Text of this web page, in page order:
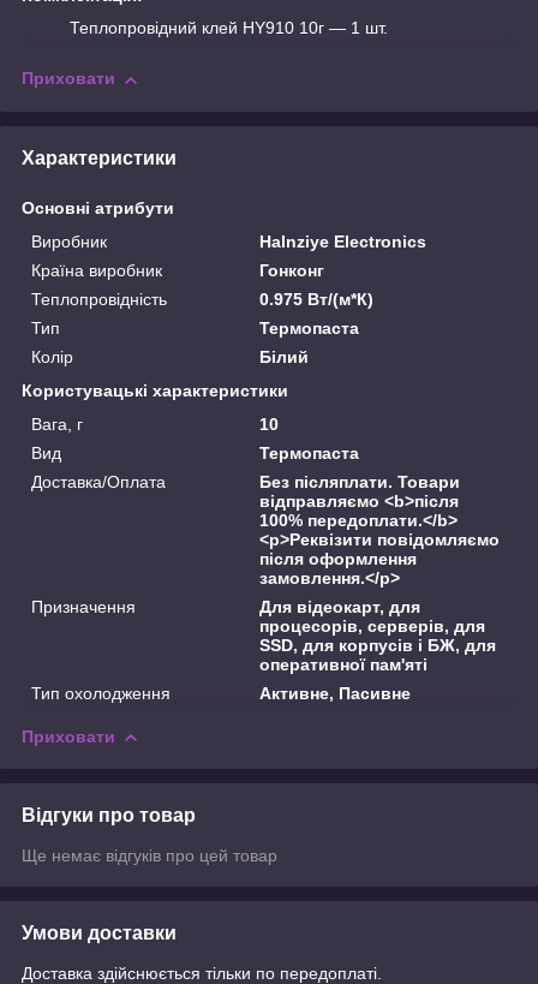
Теплопровідний клей HY910 10г — 1 шт.
Приховати
Характеристики
Основні атрибути
Виробник
Halnziye Electronics
Країна виробник
Гонконг
Теплопровідність
0.975 Вт/(м*К)
Тип
Термопаста
Колір
Білий
Користувацькі характеристики
Вага, г
10
Вид
Термопаста
Доставка/Оплата
Без післяплати. Товари
відправляємо <b>після
100% передоплати.</b>
<p>Реквізити повідомляємо
після оформлення
замовлення.</p>
Призначення
Для відеокарт, для
процесорів, серверів, для
SSD, для корпусів і БЖ, для
оперативної пам'яті
Тип охолодження
Активне, Пасивне
Приховати
Відгуки про товар
Ще немає відгуків про цей товар
Умови доставки
Доставка здійснюється тільки по передоплаті.